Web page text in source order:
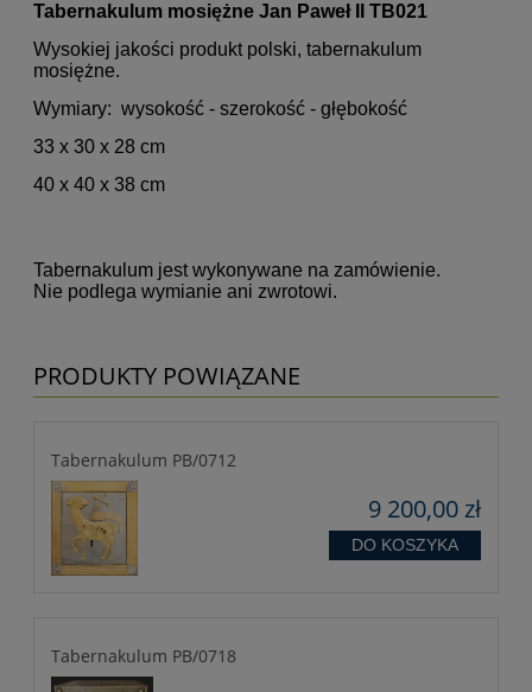
Tabernakulum mosiężne Jan Paweł II TB021
Wysokiej jakości produkt polski, tabernakulum
mosiężne.
Wymiary: wysokość - szerokość - głębokość
33 x 30 x 28 cm
40 x 40 x 38 cm
Tabernakulum jest wykonywane na zamówienie.
Nie podlega wymianie ani zwrotowi.
PRODUKTY POWIĄZANE
Tabernakulum PB/0712
9 200,00 zł
DO KOSZYKA
Tabernakulum PB/0718